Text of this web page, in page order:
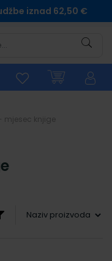
iznad 62,50 €